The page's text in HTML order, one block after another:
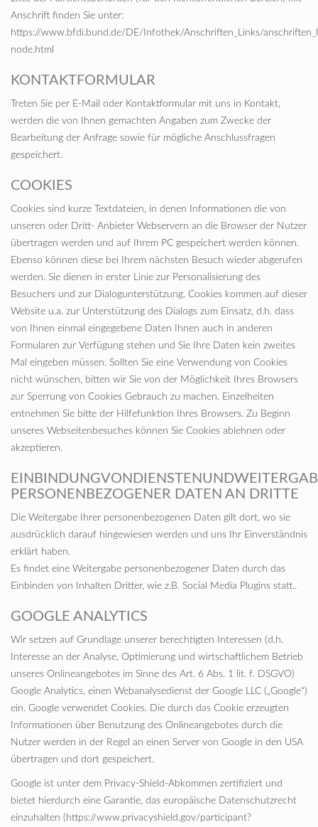
Anschrift finden Sie unter:
https://www.bfdi.bund.de/DE/Infothek/Anschriften_Links/
node.html
KONTAKTFORMULAR
Treten Sie per E-Mail oder Kontaktformular mit uns in Kontakt,
werden die von Ihnen gemachten Angaben zum Zwecke der
Bearbeitung der Anfrage sowie für mögliche Anschlussfragen
gespeichert.
COOKIES
Cookies sind kurze Textdateien, in denen Informationen die von
unseren oder Dritt- Anbieter Webservern an die Browser der Nutzer
übertragen werden und auf Ihrem PC gespeichert werden können.
Ebenso können diese bei Ihrem nächsten Besuch wieder abgerufen
werden. Sie dienen in erster Linie zur Personalisierung des
Besuchers und zur Dialogunterstützung. Cookies kommen auf dieser
Website u.a. zur Unterstützung des Dialogs zum Einsatz, d.h. dass
von Ihnen einmal eingegebene Daten Ihnen auch in anderen
Formularen zur Verfügung stehen und Sie Ihre Daten kein zweites
Mal eingeben müssen. Sollten Sie eine Verwendung von Cookies
nicht wünschen, bitten wir Sie von der Möglichkeit Ihres Browsers
zur Sperrung von Cookies Gebrauch zu machen. Einzelheiten
entnehmen Sie bitte der Hilfefunktion Ihres Browsers. Zu Beginn
unseres Webseitenbesuches können Sie Cookies ablehnen oder
akzeptieren.
PERSONENBEZOGENER DATEN AN DRITTE
Die Weitergabe Ihrer personenbezogenen Daten gilt dort, wo sie
ausdrücklich darauf hingewiesen werden und uns Ihr Einverständnis
erklärt haben.
Es findet eine Weitergabe personenbezogener Daten durch das
Einbinden von Inhalten Dritter, wie z.B. Social Media Plugins statt..
GOOGLE ANALYTICS
Wir setzen auf Grundlage unserer berechtigten Interessen (d.h.
Interesse an der Analyse, Optimierung und wirtschaftlichem Betrieb
unseres Onlineangebotes im Sinne des Art. 6 Abs. 1 lit. f. DSGVO)
Google Analytics, einen Webanalysedienst der Google LLC („Google“)
ein. Google verwendet Cookies. Die durch das Cookie erzeugten
Informationen über Benutzung des Onlineangebotes durch die
Nutzer werden in der Regel an einen Server von Google in den USA
übertragen und dort gespeichert.
Google ist unter dem Privacy-Shield-Abkommen zertifiziert und
bietet hierdurch eine Garantie, das europäische Datenschutzrecht
einzuhalten (https://www.privacyshield.gov/participant?